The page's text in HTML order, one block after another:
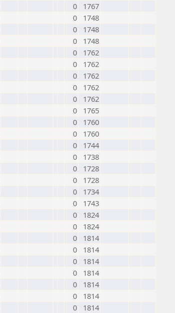
0
1767
0
1748
0
1748
0
1748
0
1762
0
1762
0
1762
0
1762
0
1762
0
1765
0
1760
0
1760
0
1744
0
1738
0
1728
0
1728
0
1734
0
1743
0
1824
0
1824
0
1814
0
1814
0
1814
0
1814
0
1814
0
1814
0 1814